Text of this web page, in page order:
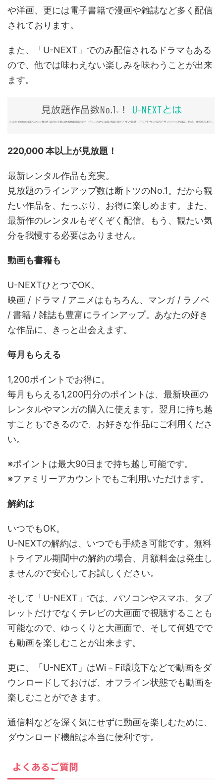
や洋画、更には電子書籍で漫画や雑誌など多く配信
されております。
また、「U-NEXT」でのみ配信されるドラマもある
ので、他では味わえない楽しみを味わうことが出来
ます。
220,000 本以上が見放題！
最新レンタル作品も充実。
見放題のラインアップ数は断トツのNo.1。だから観
たい作品を、たっぷり、お得に楽しめます。また、
最新作のレンタルもぞくぞく配信。もう、観たい気
分を我慢する必要はありません。
動画も書籍も
U-NEXTひとつでOK。
映画 / ドラマ / アニメはもちろん、マンガ / ラノベ
/ 書籍 / 雑誌も豊富にラインアップ。あなたの好き
な作品に、きっと出会えます。
毎月もらえる
1,200ポイントでお得に。
毎月もらえる1,200円分のポイントは、最新映画の
レンタルやマンガの購入に使えます。翌月に持ち越
すこともできるので、お好きな作品にご利用くださ
い。
※ポイントは最大90日まで持ち越し可能です。
※ファミリーアカウントでもご利用いただけます。
解約は
いつでもOK。
U-NEXTの解約は、いつでも手続き可能です。無料
トライアル期間中の解約の場合、月額料金は発生し
ませんので安心してお試しください。
そして「U-NEXT」では、パソコンやスマホ、タブ
レットだけでなくテレビの大画面で視聴することも
可能なので、ゆっくりと大画面で、そして何処でで
も動画を楽しむことが出来ます。
更に、「U-NEXT」はWi－Fi環境下などで動画をダ
ウンロードしておけば、オフライン状態でも動画を
楽しむことができます。
通信料などを深く気にせずに動画を楽しむために、
ダウンロード機能は本当に便利です。
よくあるご質問